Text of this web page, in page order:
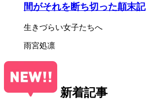
間がそれを断ち切った顛末記
生きづらい女子たちへ
雨宮処凛
新着記事